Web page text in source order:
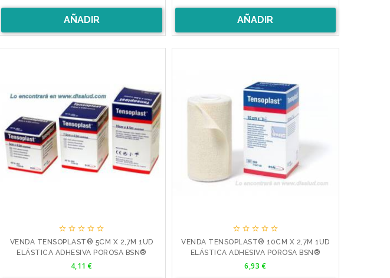
AÑADIR AÑADIR
    
VENDA TENSOPLAST® 5CM X 2,7M 1UD
ELÁSTICA ADHESIVA POROSA BSN®
Precio
4,11 €
    
VENDA TENSOPLAST® 10CM X 2,7M 1UD
ELÁSTICA ADHESIVA POROSA BSN®
Precio
6,93 €